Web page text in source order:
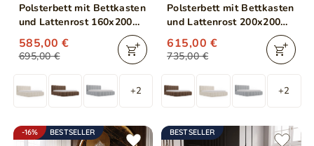
Polsterbett mit Bettkasten
und Lattenrost 160x200
Cloud Beige
695,00 €
585,00 €
+2
Polsterbett mit Bettkasten
und Lattenrost 200x200
Cloud Beige
735,00 €
615,00 €
+2
-16% BESTSELLER BESTSELLER